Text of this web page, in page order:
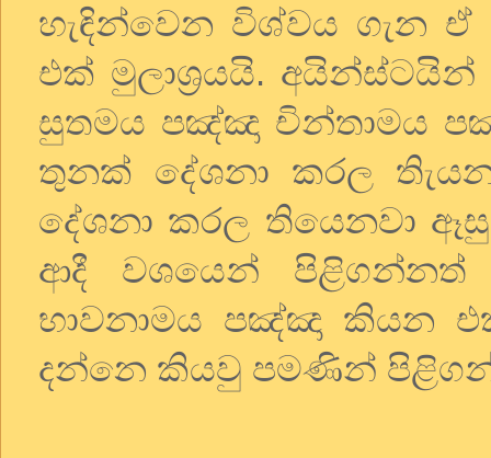
හැඳින්වෙන විශ්වය ගැන ඒ
එක් මුලාශ්‍රයයි. අයින්ස්ටයින්
සුතමය පඤ්ඤා චින්තාමය
තුනක් දේශනා කරල
දේශනා කරල තියෙනවා ඈසු
ආදී
වශයෙන්
පිළිගන්නත්
භාවනාමය පඤ්ඤා කියන
දන්නෙ කියවු පමණින්